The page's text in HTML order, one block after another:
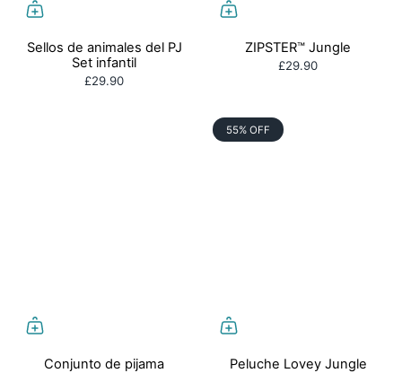
Sellos de animales del PJ
Set infantil
£29.90
ZIPSTER™ Jungle
£29.90
Conjunto de pijama
55% OFF
Peluche Lovey Jungle